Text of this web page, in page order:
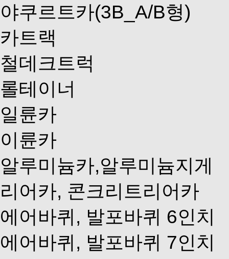
야쿠르트카(3B_A/B형)
카트랙
철데크트럭
롤테이너
일륜카
이륜카
알루미늄카,알루미늄지게
리어카, 콘크리트리어카
에어바퀴, 발포바퀴 6인치
에어바퀴, 발포바퀴 7인치